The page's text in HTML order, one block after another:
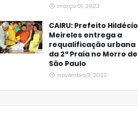
março 01, 2023
CAIRU: Prefeito Hildécio
Meireles entrega a
requalificação urbana
da 2ª Praia no Morro de
São Paulo
novembro 11, 2022